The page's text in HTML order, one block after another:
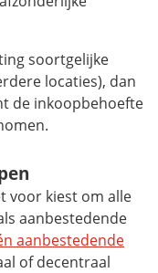
soortgelijke
locaties), dan
de inkoopbehoefte
voor kiest om alle
aanbestedende
aanbestedende
of decentraal